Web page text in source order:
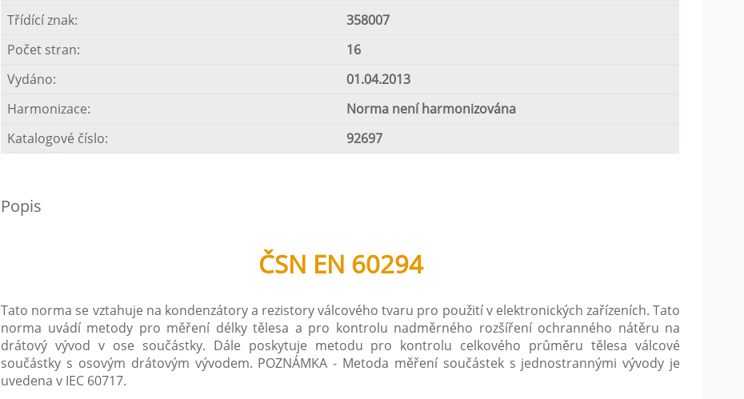
Třídící znak:
358007
Počet stran:
16
Vydáno:
01.04.2013
Harmonizace:
Norma není harmonizována
Katalogové číslo:
92697
Popis
ČSN EN 60294
Tato norma se vztahuje na kondenzátory a rezistory válcového tvaru pro použití v elektronických zařízeních. Tato
norma uvádí metody pro měření délky tělesa a pro kontrolu nadměrného rozšíření ochranného nátěru na
drátový vývod v ose součástky. Dále poskytuje metodu pro kontrolu celkového průměru tělesa válcové
součástky s osovým drátovým vývodem. POZNÁMKA - Metoda měření součástek s jednostrannými vývody je
uvedena v IEC 60717.